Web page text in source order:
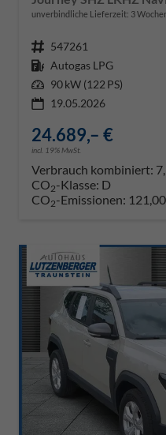
unverbindliche Lieferzeit: 3
Fahrzeugnr. 547261
Kraftstoff Autogas LPG
Leistung 90 kW (122 PS)
19.05.2026
24.689,– €
incl. 19% MwSt.
Verbrauch kombiniert:
CO2-Klasse: D
CO2-Emissionen: